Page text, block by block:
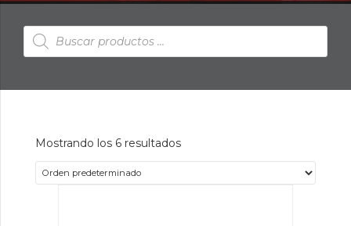
Búsqueda
de
Mostrando los 6 resultados